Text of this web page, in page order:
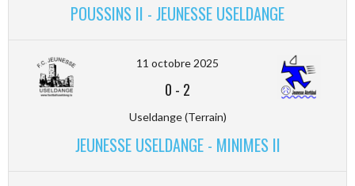
POUSSINS II - JEUNESSE USELDANGE
11 octobre 2025
0 - 2
Useldange (Terrain)
JEUNESSE USELDANGE - MINIMES II